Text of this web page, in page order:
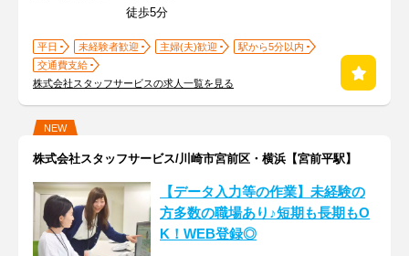
徒歩5分
平日 未経験者歓迎 主婦(夫)歓迎
駅から5分以内
交通費支給
株式会社スタッフサービスの求人一覧を見る
NEW
株式会社スタッフサービス/川崎市宮前区・横浜【宮前平駅】
【データ入力等の作業】未経験の
方多数の職場あり♪短期も長期もO
K！WEB登録◎